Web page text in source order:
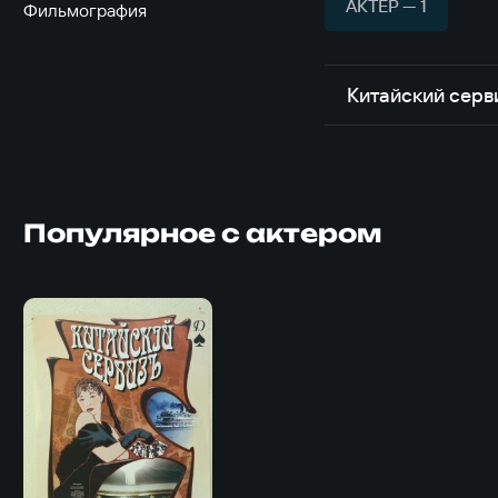
Фильмография АКТЁР — 1
Китайский
Популярное с актером